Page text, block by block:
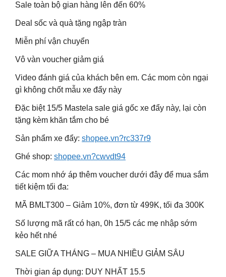
Sale toàn bộ gian hàng lên đến 60%
Deal sốc và quà tặng ngập tràn
Miễn phí vận chuyển
Vô vàn voucher giảm giá
Video đánh giá của khách bên em. Các mom còn ngại
gì không chốt mẫu xe đẩy này
Đặc biệt 15/5 Mastela sale giá gốc xe đẩy này, lại còn
tặng kèm khăn tắm cho bé
Sản phẩm xe đẩy: shopee.vn?rc337r9
Ghé shop: shopee.vn?cwvdt94
Các mom nhớ áp thêm voucher dưới đây để mua sắm
tiết kiệm tối đa:
MÃ BMLT300 – Giảm 10%, đơn từ 499K, tối đa 300K
Số lượng mã rất có hạn, 0h 15/5 các mẹ nhập sớm
kẻo hết nhé
SALE GIỮA THÁNG – MUA NHIỀU GIẢM SÂU
Thời gian áp dụng: DUY NHẤT 15.5